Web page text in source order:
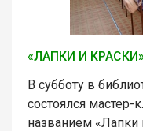
«ЛАПКИ И КРАСКИ»
В субботу в
состоялся
названием «Лапки